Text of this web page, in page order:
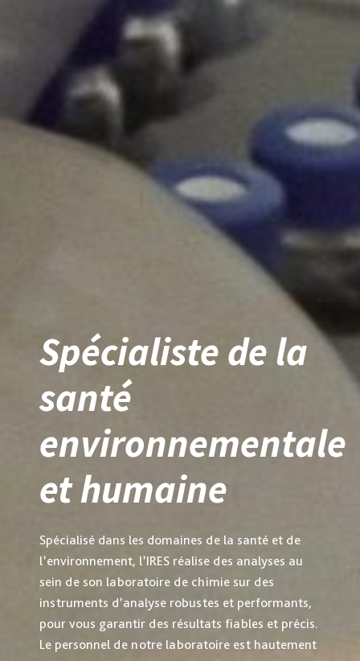
Spécialiste de la
santé
environnementale
et humaine
Spécialisé dans les domaines de la santé et de
l’environnement, l’IRES réalise des analyses au
sein de son laboratoire de chimie sur des
instruments d’analyse robustes et performants,
pour vous garantir des résultats fiables et précis.
Le personnel de notre laboratoire est hautement